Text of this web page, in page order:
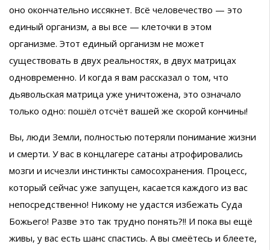
оно окончательно иссякнет. Всё человечество — это
единый организм, а вы все — клеточки в этом
организме. Этот единый организм не может
существовать в двух реальностях, в двух матрицах
одновременно. И когда я вам рассказал о том, что
дьявольская матрица уже уничтожена, это означало
только одно: пошёл отсчёт вашей же скорой кончины!
Вы, люди Земли, полностью потеряли понимание жизни
и смерти. У вас в концлагере сатаны атрофировались
мозги и исчезли инстинкты самосохранения. Процесс,
который сейчас уже запущен, касается каждого из вас
непосредственно! Никому не удастся избежать Суда
Божьего! Разве это так трудно понять?!! И пока вы ещё
живы, у вас есть шанс спастись. А вы смеётесь и блеете,